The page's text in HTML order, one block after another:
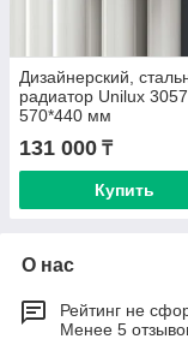
Дизайнерский,
радиатор Unilux
570*440 мм
131 000 ₸
Купить
О нас
Рейтинг не
Менее 5